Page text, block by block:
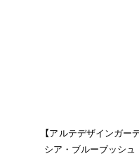
【アルテデザインガー
シア・ブルーブッシュ